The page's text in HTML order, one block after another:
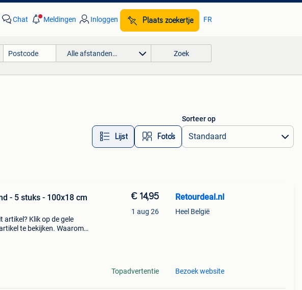
Chat Meldingen Inloggen Plaats zoekertje FR
Alle afstanden… Zoek
Lijst Foto’s
Sorteer op
- 5 stuks - 100x18 cm
artikel? Klik op de gele
te bekijken. Waarom
€ 14,95
1 aug 26
Topadvertentie
Retourdeal.nl
Heel België
Bezoek website